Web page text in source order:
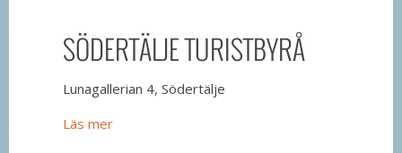
SÖDERTÄLJE TURISTBYRÅ
Lunagallerian 4, Södertälje
Läs mer